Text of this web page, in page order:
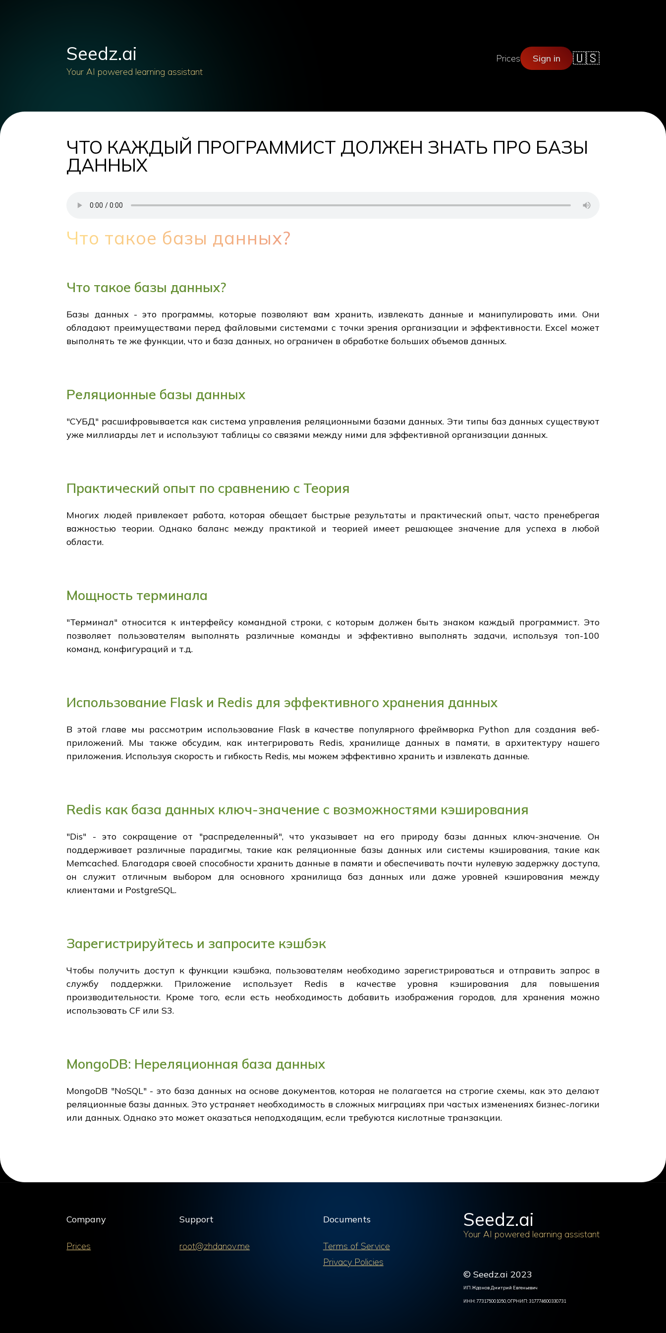
Seedz.ai
Your AI powered learning assistant
Prices Sign in 🇺🇸
ЧТО КАЖДЫЙ ПРОГРАММИСТ ДОЛЖЕН ЗНАТЬ ПРО БАЗЫ
ДАННЫХ
Что такое базы данных?
Что такое базы данных?
Базы данных - это программы, которые позволяют вам хранить, извлекать данные и манипулировать ими. Они
обладают преимуществами перед файловыми системами с точки зрения организации и эффективности. Excel может
выполнять те же функции, что и база данных, но ограничен в обработке больших объемов данных.
Реляционные базы данных
"СУБД" расшифровывается как система управления реляционными базами данных. Эти типы баз данных существуют
уже миллиарды лет и используют таблицы со связями между ними для эффективной организации данных.
Практический опыт по сравнению с Теория
Многих людей привлекает работа, которая обещает быстрые результаты и практический опыт, часто пренебрегая
важностью теории. Однако баланс между практикой и теорией имеет решающее значение для успеха в любой
области.
Мощность терминала
"Терминал" относится к интерфейсу командной строки, с которым должен быть знаком каждый программист. Это
позволяет пользователям выполнять различные команды и эффективно выполнять задачи, используя топ-100
команд, конфигураций и т.д.
Использование Flask и Redis для эффективного хранения данных
В этой главе мы рассмотрим использование Flask в качестве популярного фреймворка Python для создания веб-
приложений. Мы также обсудим, как интегрировать Redis, хранилище данных в памяти, в архитектуру нашего
приложения. Используя скорость и гибкость Redis, мы можем эффективно хранить и извлекать данные.
Redis как база данных ключ-значение с возможностями кэширования
"Dis" - это сокращение от "распределенный", что указывает на его природу базы данных ключ-значение. Он
поддерживает различные парадигмы, такие как реляционные базы данных или системы кэширования, такие как
Memcached. Благодаря своей способности хранить данные в памяти и обеспечивать почти нулевую задержку доступа,
он служит отличным выбором для основного хранилища баз данных или даже уровней кэширования между
клиентами и PostgreSQL.
Зарегистрируйтесь и запросите кэшбэк
Чтобы получить доступ к функции кэшбэка, пользователям необходимо зарегистрироваться и отправить запрос в
службу поддержки. Приложение использует Redis в качестве уровня кэширования для повышения
производительности. Кроме того, если есть необходимость добавить изображения городов, для хранения можно
использовать CF или S3.
MongoDB: Нереляционная база данных
MongoDB "NoSQL" - это база данных на основе документов, которая не полагается на строгие схемы, как это делают
реляционные базы данных. Это устраняет необходимость в сложных миграциях при частых изменениях бизнес-логики
или данных. Однако это может оказаться неподходящим, если требуются кислотные транзакции.
Company
Prices
Support
root@zhdanov.me
Documents
Terms of Service
Privacy Policies
Seedz.ai
Your AI powered learning assistant
© Seedz.ai 2023
ИП Жданов Дмитрий Евгеньевич
ИНН: 773175001050, ОГРНИП: 317774600330731